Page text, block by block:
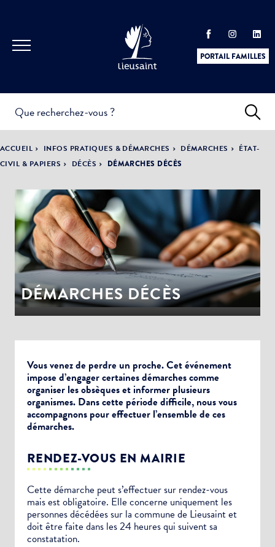
PORTAIL FAMILLES
PRATIQUES &
DÉMARCHES
ACTUALITÉS &
ÉVÈNEMENTS
LA VILLE
DÉMOCRATIE
PARTICIPATIVE
ACCUEIL INFOS PRATIQUES & DÉMARCHES DÉMARCHES
ÉTAT-
CIVIL & PAPIERS
DÉCÈS DÉMARCHES DÉCÈS
DÉMARCHES DÉCÈS
Vous venez de perdre un proche. Cet événement
impose d’engager certaines démarches comme
organiser les obsèques et informer plusieurs
organismes. Dans cette période difficile, nous vous
accompagnons pour effectuer l’ensemble de ces
démarches.
RENDEZ-VOUS EN MAIRIE
Cette démarche peut s’effectuer sur rendez-vous
mais est obligatoire. Elle concerne uniquement les
personnes décédées sur la commune de Lieusaint et
doit être faite dans les 24 heures qui suivent sa
constatation.